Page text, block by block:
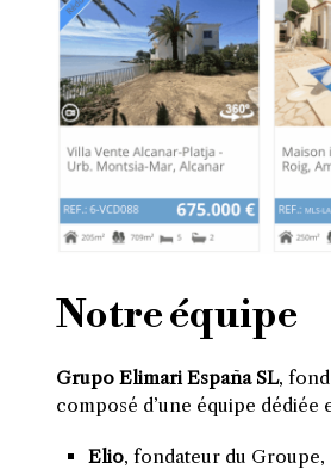
Notre équipe
Grupo Elimari España SL,
composé d’une équipe dédiée
Elio, fondateur du Groupe,